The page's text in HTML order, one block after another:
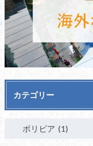
カテゴリー